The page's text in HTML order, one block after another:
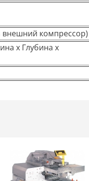
внешний компрессор)
х Глубина х